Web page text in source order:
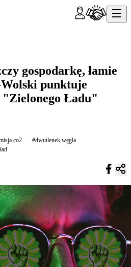
gospodarkę, łamie
punktuje
"Zielonego Ładu"
co2
#dwutlenek węgla